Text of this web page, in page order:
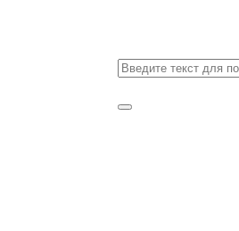
Search
for:
Search